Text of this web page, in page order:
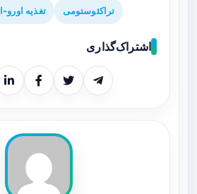
تراکئوستومی تغذیه اورو-
اشتراک‌گذاری